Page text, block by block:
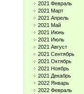
2021 Февраль
2021 Март
2021 Апрель
2021 Май
2021 Июнь
2021 Июль
2021 Август
2021 Сентябрь
2021 Октябрь
2021 Ноябрь
2021 Декабрь
2022 Январь
2022 Февраль